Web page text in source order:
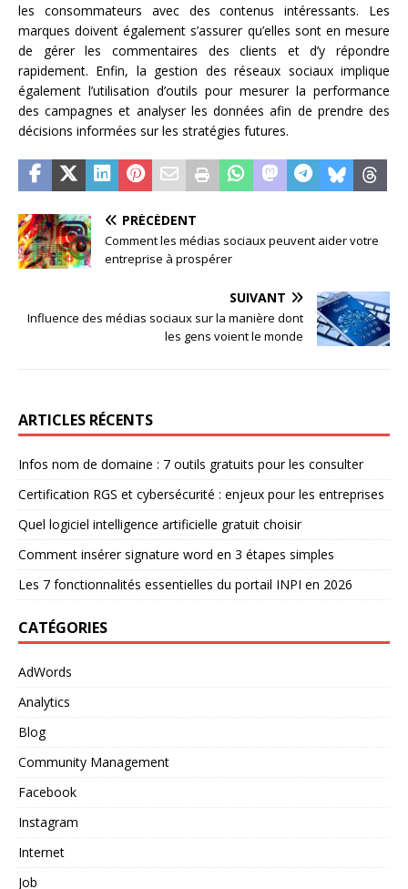
les consommateurs avec des contenus intéressants. Les
marques doivent également s’assurer qu’elles sont en mesure
de gérer les commentaires des clients et d’y répondre
rapidement. Enfin, la gestion des réseaux sociaux implique
également l’utilisation d’outils pour mesurer la performance
des campagnes et analyser les données afin de prendre des
décisions informées sur les stratégies futures.
PRÉCÉDENT
Comment les médias sociaux peuvent aider votre
entreprise à prospérer
SUIVANT
Influence des médias sociaux sur la manière dont
les gens voient le monde
ARTICLES RÉCENTS
Infos nom de domaine : 7 outils gratuits pour les consulter
Certification RGS et cybersécurité : enjeux pour les entreprises
Quel logiciel intelligence artificielle gratuit choisir
Comment insérer signature word en 3 étapes simples
Les 7 fonctionnalités essentielles du portail INPI en 2026
CATÉGORIES
AdWords
Analytics
Blog
Community Management
Facebook
Instagram
Internet
Job